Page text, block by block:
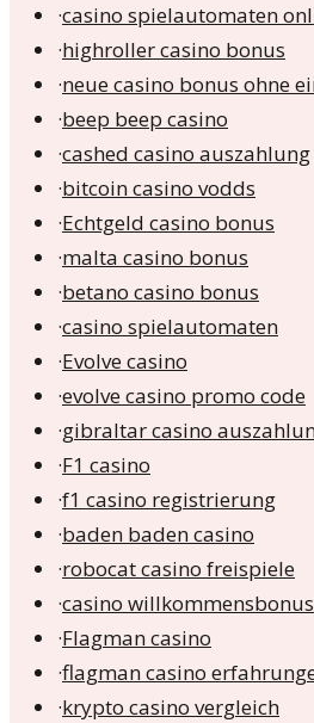
·casino spielautomaten
·highroller casino bonus
·neue casino bonus ohne
·beep beep casino
·cashed casino auszahlung
·bitcoin casino vodds
·Echtgeld casino bonus
·malta casino bonus
·betano casino bonus
·casino spielautomaten
·Evolve casino
·evolve casino promo code
·gibraltar casino
·F1 casino
·f1 casino registrierung
·baden baden casino
·robocat casino freispiele
·casino willkommensbonus
·Flagman casino
·flagman casino
·krypto casino vergleich